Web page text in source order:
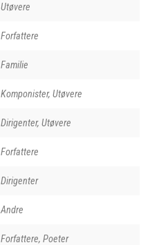
Utøvere
Forfattere
Familie
Komponister, Utøvere
Dirigenter, Utøvere
Forfattere
Dirigenter
Andre
Forfattere, Poeter